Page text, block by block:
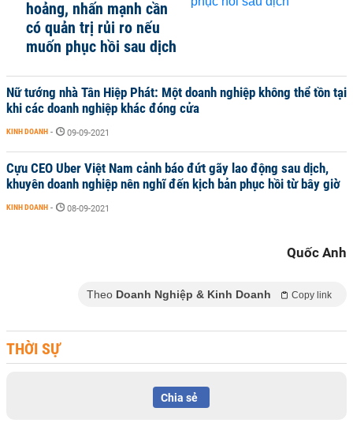
hoảng, nhấn mạnh cần
có quản trị rủi ro nếu
muốn phục hồi sau dịch
Nữ tướng nhà Tân Hiệp Phát: Một doanh nghiệp không thể tồn tại
khi các doanh nghiệp khác đóng cửa
KINH DOANH - 09-09-2021
Cựu CEO Uber Việt Nam cảnh báo đứt gãy lao động sau dịch,
khuyên doanh nghiệp nên nghĩ đến kịch bản phục hồi từ bây giờ
KINH DOANH - 08-09-2021
Quốc Anh
Theo Doanh Nghiệp & Kinh Doanh Copy link
THỜI SỰ
Chia sẻ